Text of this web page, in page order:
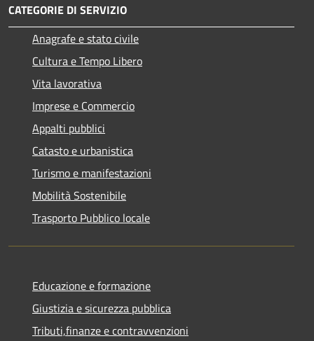
CATEGORIE DI SERVIZIO
Anagrafe e stato civile
Cultura e Tempo Libero
Vita lavorativa
Imprese e Commercio
Appalti pubblici
Catasto e urbanistica
Turismo e manifestazioni
Mobilità Sostenibile
Trasporto Pubblico locale
Educazione e formazione
Giustizia e sicurezza pubblica
Tributi,finanze e contravvenzioni